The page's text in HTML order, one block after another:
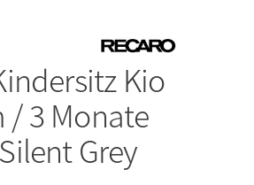
Kio
/ 3 Monate
Grey